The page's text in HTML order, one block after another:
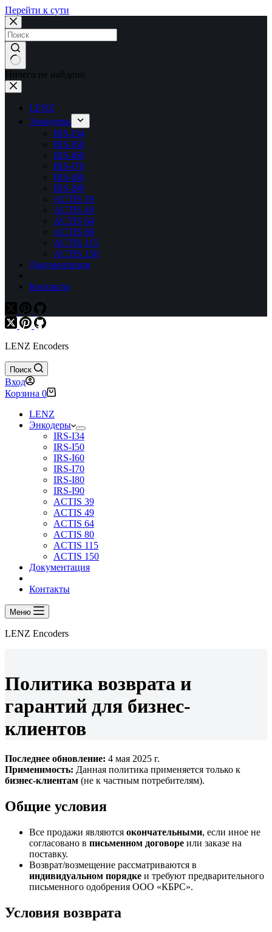
Перейти к сути
Ничего не найдено
LENZ
Энкодеры
IRS-I34
IRS-I50
IRS-I60
IRS-I70
IRS-I80
IRS-I90
ACTIS 39
ACTIS 49
ACTIS 64
ACTIS 80
ACTIS 115
ACTIS 150
Документация
Контакты
LENZ Encoders
Поиск
Вход
Корзина 0
LENZ
Энкодеры
IRS-I34
IRS-I50
IRS-I60
IRS-I70
IRS-I80
IRS-I90
ACTIS 39
ACTIS 49
ACTIS 64
ACTIS 80
ACTIS 115
ACTIS 150
Документация
Контакты
Меню
LENZ Encoders
Политика возврата и
гарантий для бизнес-
клиентов
Последнее обновление: 4 мая 2025 г.
Применимость: Данная политика применяется только к
бизнес-клиентам (не к частным потребителям).
Общие условия
Все продажи являются окончательными, если иное не
согласовано в письменном договоре или заказе на
поставку.
Возврат/возмещение рассматриваются в
индивидуальном порядке и требуют предварительного
письменного одобрения ООО «КБРС».
Условия возврата